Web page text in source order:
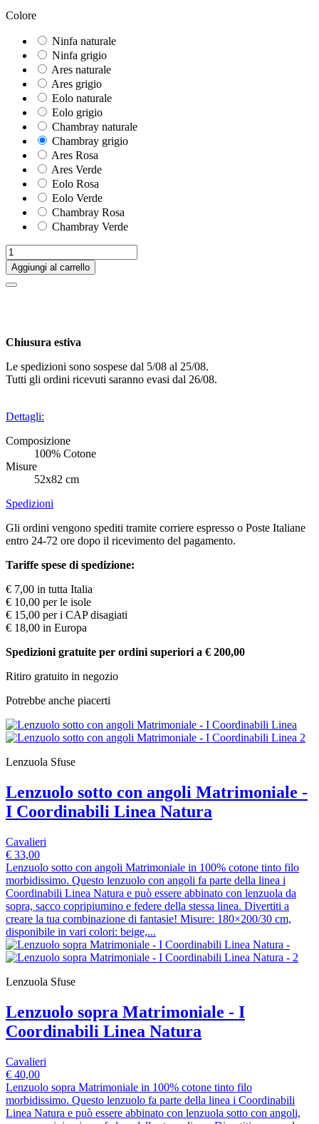
Colore
Ninfa naturale
Ninfa grigio
Ares naturale
Ares grigio
Eolo naturale
Eolo grigio
Chambray naturale
Chambray grigio
Ares Rosa
Ares Verde
Eolo Rosa
Eolo Verde
Chambray Rosa
Chambray Verde
Aggiungi al carrello
Chiusura estiva
Le spedizioni sono sospese dal 5/08 al 25/08.
Tutti gli ordini ricevuti saranno evasi dal 26/08.
Dettagli:
Composizione
100% Cotone
Misure
52x82 cm
Spedizioni
Gli ordini vengono spediti tramite corriere espresso o Poste Italiane
entro 24-72 ore dopo il ricevimento del pagamento.
Tariffe spese di spedizione:
€ 7,00 in tutta Italia
€ 10,00 per le isole
€ 15,00 per i CAP disagiati
€ 18,00 in Europa
Spedizioni gratuite per ordini superiori a € 200,00
Ritiro gratuito in negozio
Potrebbe anche piacerti
Lenzuola Sfuse
Lenzuolo sotto con angoli Matrimoniale -
I Coordinabili Linea Natura
Cavalieri
€ 33,00
Lenzuolo sotto con angoli Matrimoniale in 100% cotone tinto filo
morbidissimo. Questo lenzuolo con angoli fa parte della linea i
Coordinabili Linea Natura e può essere abbinato con lenzuola da
sopra, sacco copripiumino e federe della stessa linea. Divertiti a
creare la tua combinazione di fantasie! Misure: 180×200/30 cm,
disponibile in vari colori: beige,...
Lenzuola Sfuse
Lenzuolo sopra Matrimoniale - I
Coordinabili Linea Natura
Cavalieri
€ 40,00
Lenzuolo sopra Matrimoniale in 100% cotone tinto filo
morbidissimo. Questo lenzuolo fa parte della linea i Coordinabili
Linea Natura e può essere abbinato con lenzuola sotto con angoli,